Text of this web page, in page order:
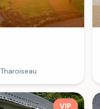
Tharoiseau
VIP